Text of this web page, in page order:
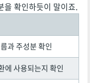
을 확인하듯이 말이죠.
과 주성분 확인
에 사용되는지 확인